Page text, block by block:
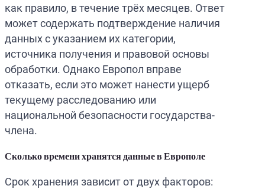
как правило, в течение трёх месяцев. Ответ
может содержать подтверждение наличия
данных с указанием их категории,
источника получения и правовой основы
обработки. Однако Европол вправе
отказать, если это может нанести ущерб
текущему расследованию или
национальной безопасности государства-
члена.
Сколько времени хранятся данные в Европоле
Срок хранения зависит от двух факторов: